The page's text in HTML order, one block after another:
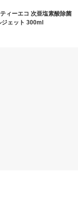
ィーエコ 次亜塩素酸除菌
ジェット 300ml